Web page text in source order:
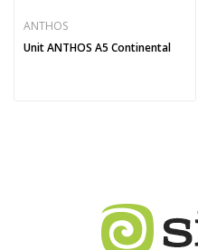
ANTHOS
Unit ANTHOS A5 Continental